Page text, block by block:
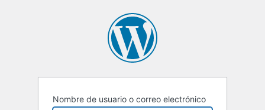
Nombre de usuario o correo electrónico